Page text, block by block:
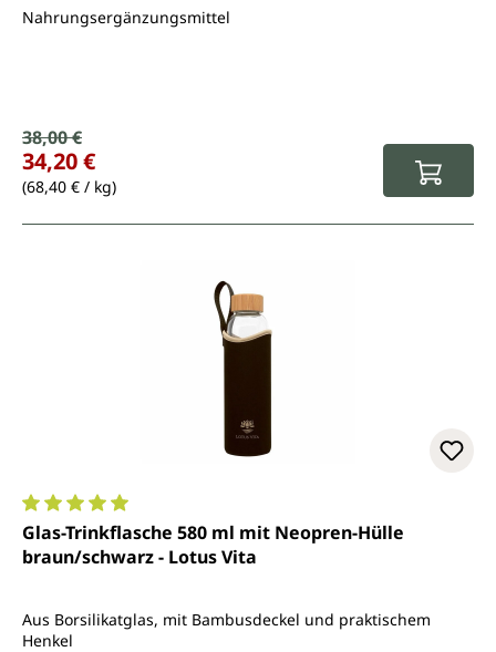
Nahrungsergänzungsmittel
Verkaufspreis:
Regulärer Preis:
38,00 €
34,20 €
(68,40 € / kg)
Durchschnittliche Bewertung von 5 von 5 Sternen
Glas-Trinkflasche 580 ml mit Neopren-Hülle
braun/schwarz - Lotus Vita
Aus Borsilikatglas, mit Bambusdeckel und praktischem
Henkel